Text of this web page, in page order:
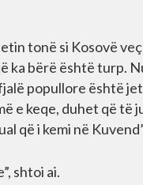
tonë si Kosovë
ka bërë është turp.
popullore është
e keqe, duhet që të
që i kemi në
shtoi ai.